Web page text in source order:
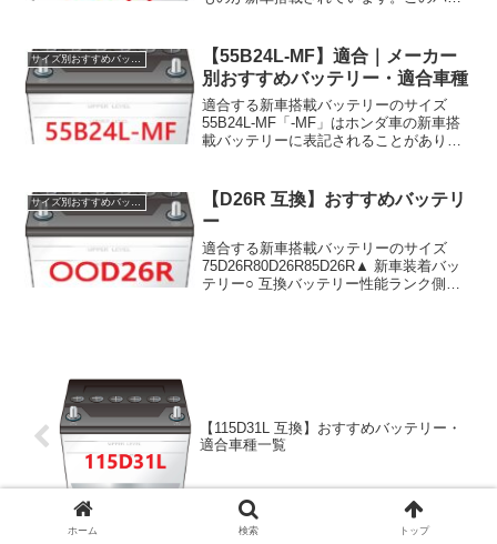
ばれるものになっている特殊なタイプ
で、メーカー純...
【55B24L-MF】適合｜メーカー
別おすすめバッテリー・適合車種
適合する新車搭載バッテリーのサイズ
55B24L-MF「-MF」はホンダ車の新車搭
載バッテリーに表記されることがあり
ランクが55以上のバッテリーで補水不要
タイプであればす...
サイズ別おすすめバッテリー
【D26R 互換】おすすめバッテリ
ー
適合する新車搭載バッテリーのサイズ
75D26R80D26R85D26R▲ 新車装着バッ
テリー○ 互換バッテリー性能ランク側面
【115D31L 互換】おすすめバッテリー・
適合車種一覧
ホーム 検索 トップ